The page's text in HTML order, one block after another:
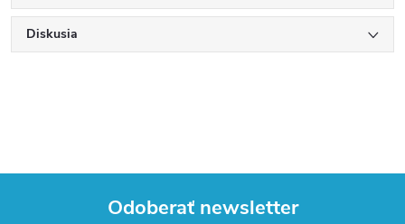
Diskusia
Odoberať newsletter